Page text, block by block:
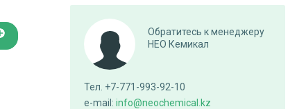
Обратитесь к менеджеру
НЕО Кемикал
Тел. +7-771-993-92-10
e-mail: info@neochemical.kz